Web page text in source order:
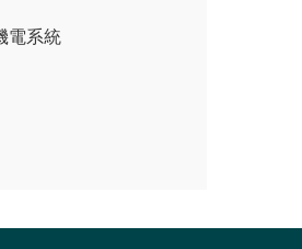
電系統